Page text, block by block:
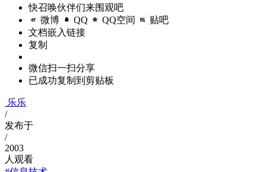
快召唤伙伴们来围观吧
微博 QQ QQ空间 贴吧
文档嵌入链接
复制
微信扫一扫分享
已成功复制到剪贴板
乐乐
/
发布于
/
2003
人观看